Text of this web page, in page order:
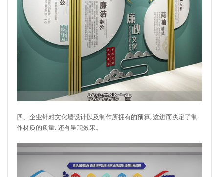
四、企业针对文化墙设计以及制作所拥有的预算, 这进而决定了制
作材质的质量, 还有呈现效果。